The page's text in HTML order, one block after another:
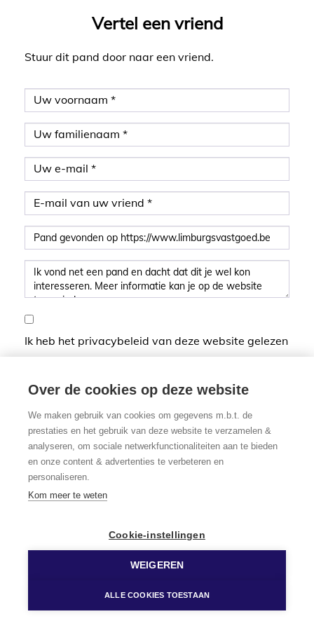
Vertel een vriend
Stuur dit pand door naar een vriend.
Ik heb het privacybeleid van deze website gelezen
*Verplicht in te vullen
Over de cookies op deze website
We maken gebruik van cookies om gegevens m.b.t. de
prestaties en het gebruik van deze website te verzamelen &
analyseren, om sociale netwerkfunctionaliteiten aan te bieden
en onze content & advertenties te verbeteren en
personaliseren.
Kom meer te weten
Cookie-instellingen
WEIGEREN
ALLE COOKIES TOESTAAN